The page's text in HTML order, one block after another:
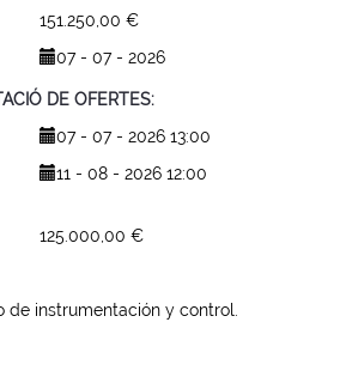
151.250,00 €
07 - 07 - 2026
DE OFERTES
07 - 07 - 2026 13:00
11 - 08 - 2026 12:00
125.000,00 €
de instrumentación y control.